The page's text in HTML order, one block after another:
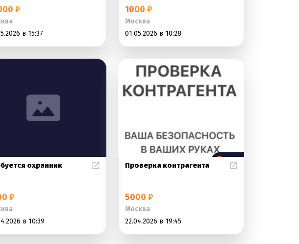
₽
в 15:37
1000 ₽
Москва
01.05.2026 в 10:28
охранник
₽
в 10:39
Проверка контрагента
5000 ₽
Москва
22.04.2026 в 19:45